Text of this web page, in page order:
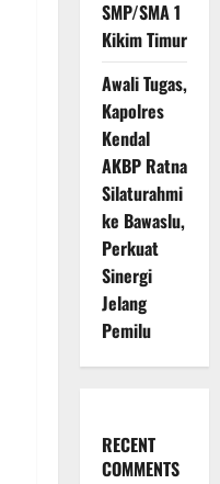
SMP/SMA 1
Kikim Timur
Awali Tugas,
Kapolres
Kendal
AKBP Ratna
Silaturahmi
ke Bawaslu,
Perkuat
Sinergi
Jelang
Pemilu
RECENT
COMMENTS